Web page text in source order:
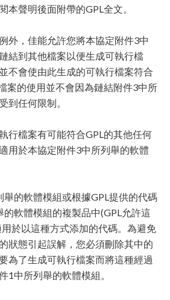
本聲明後面附帶的GPL全文。
外，佳能允許您將本協定附件3中
結到其他檔案以便生成可執行檔
不會使由此生成的可執行檔案符合
案的使用並不會因為鏈結附件3中所
到任何限制。
行檔案有可能符合GPL的其他任何
用於本協定附件3中所列舉的軟體
的軟體模組或根據GPL提供的代碼
軟體模組的複製品中(GPL允許這
於以這種方式添加的代碼。為避免
狀態引起誤解，您必須刪除其中的
為了生成可執行檔案而將這種經過
1中所列舉的軟體模組。